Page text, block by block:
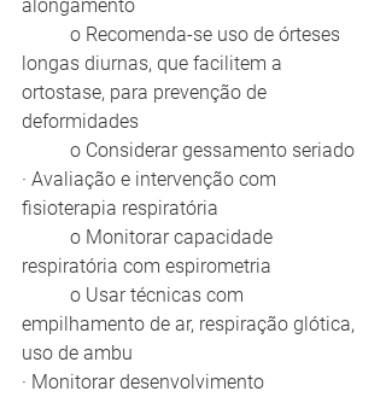
alongamento
longas diurnas, que facilitem a
ortostase, para prevenção de
deformidades
	o Considerar gessamento seriado
· Avaliação e intervenção com
fisioterapia respiratória
respiratória com espirometria
empilhamento de ar, respiração glótica,
uso de ambu
· Monitorar desenvolvimento